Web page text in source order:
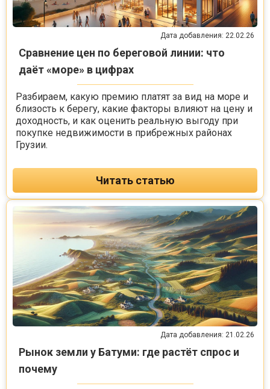
Дата добавления: 22.02.26
Сравнение цен по береговой линии: что
даёт «море» в цифрах
Разбираем, какую премию платят за вид на море и
близость к берегу, какие факторы влияют на цену и
доходность, и как оценить реальную выгоду при
покупке недвижимости в прибрежных районах
Грузии.
Читать статью
Дата добавления: 21.02.26
Рынок земли у Батуми: где растёт спрос и
почему